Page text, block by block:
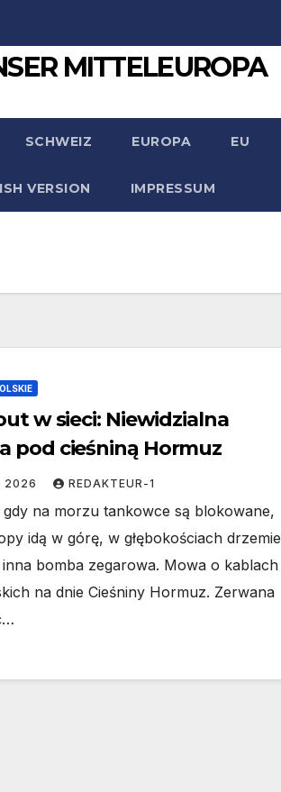
MITTELEUROPA
SCHWEIZ EUROPA EU
VERSION IMPRESSUM
w sieci: Niewidzialna
pod cieśniną Hormuz
2026 REDAKTEUR-1
gdy na morzu tankowce są blokowane,
idą w górę, w głębokościach drzemie
inna bomba zegarowa. Mowa o kablach
na dnie Cieśniny Hormuz. Zerwana